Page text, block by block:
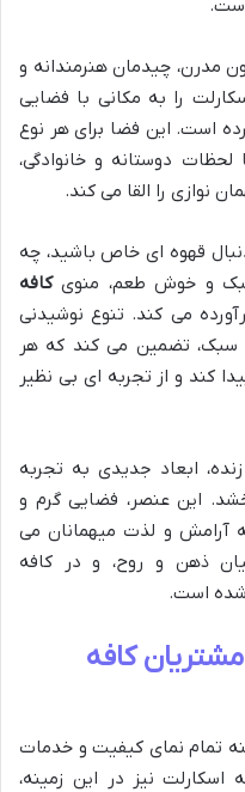
مدرن، چیدمان هنرمندانه و
را به مکانی با فضایی
است. این فضا برای هر نوع
لحظات دوستانه و خانوادگی،
نوازی را القا می کند.
قهوه ای خاص باشید، چه
و خوش طعم، منویکافه
می کند. تنوع نوشیدنی
سبک، تضمین می کند که هر
کند و از تجربه ای بی نظیر
ابعاد جدیدی به تجربه
این عنصر، فضایی گرم و
آرامش و لذت میهمانان می
ذهن و روح، و در کافه
شده است.
کافه
تمام نمای کیفیت و خدمات
نیز در این زمینه،